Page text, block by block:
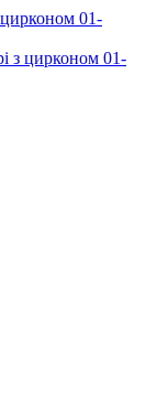
з цирконом 01-